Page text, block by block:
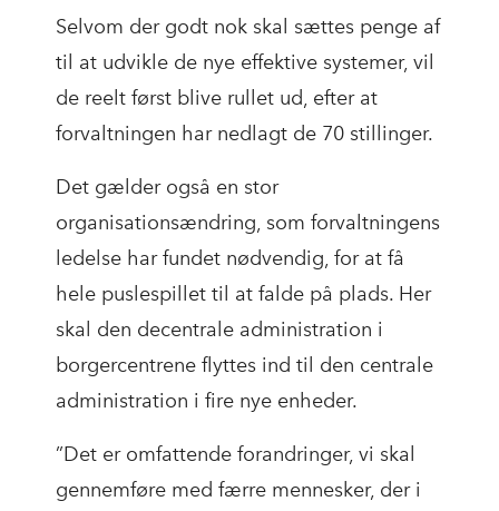
Selvom der godt nok skal sættes penge af
til at udvikle de nye effektive systemer, vil
de reelt først blive rullet ud, efter at
forvaltningen har nedlagt de 70 stillinger.
Det gælder også en stor
organisationsændring, som forvaltningens
ledelse har fundet nødvendig, for at få
hele puslespillet til at falde på plads. Her
skal den decentrale administration i
borgercentrene flyttes ind til den centrale
administration i fire nye enheder.
”Det er omfattende forandringer, vi skal
gennemføre med færre mennesker, der i